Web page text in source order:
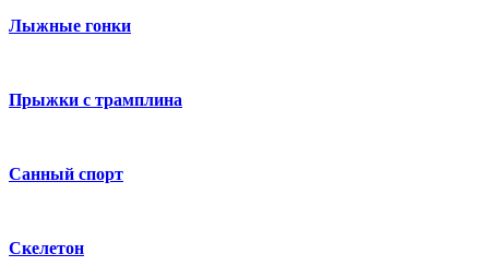
Лыжные гонки
Прыжки с трамплина
Санный спорт
Скелетон